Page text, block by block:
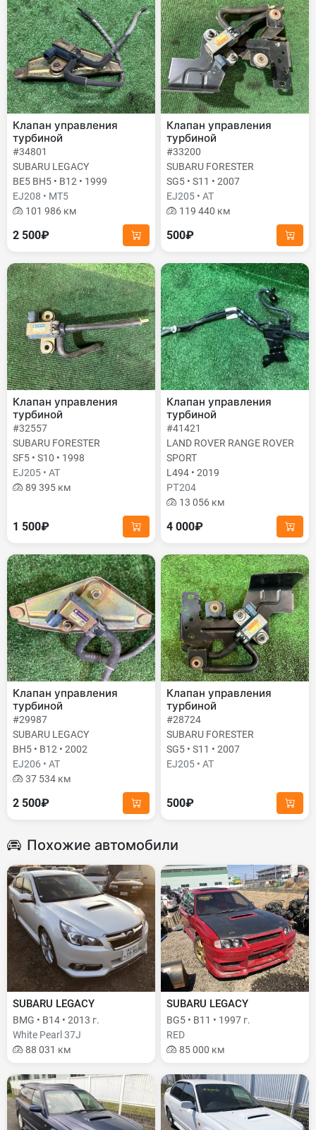
Клапан управления
турбиной
#34801
SUBARU LEGACY
BE5 BH5 • B12 • 1999
EJ208 • MT5
101 986 км
2 500₽
Клапан управления
турбиной
#33200
SUBARU FORESTER
SG5 • S11 • 2007
EJ205 • AT
119 440 км
500₽
Клапан управления
турбиной
#32557
SUBARU FORESTER
SF5 • S10 • 1998
EJ205 • AT
89 395 км
1 500₽
Клапан управления
турбиной
#41421
LAND ROVER RANGE ROVER
SPORT
L494 • 2019
PТ204
13 056 км
4 000₽
Клапан управления
турбиной
#29987
SUBARU LEGACY
BH5 • B12 • 2002
EJ206 • AT
37 534 км
2 500₽
Клапан управления
турбиной
#28724
SUBARU FORESTER
SG5 • S11 • 2007
EJ205 • AT
500₽
Похожие автомобили
SUBARU LEGACY
BMG • B14 • 2013 г.
White Pearl 37J
88 031 км
SUBARU LEGACY
BG5 • B11 • 1997 г.
RED
85 000 км